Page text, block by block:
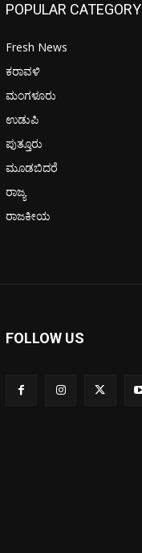
POPULAR CATEGORY
Fresh News
ಕರಾವಳಿ
ಮಂಗಳೂರು
ಉಡುಪಿ
ಪುತ್ತೂರು
ಮೂಡಬಿದರೆ
ರಾಜ್ಯ
ರಾಜಕೀಯ
FOLLOW US